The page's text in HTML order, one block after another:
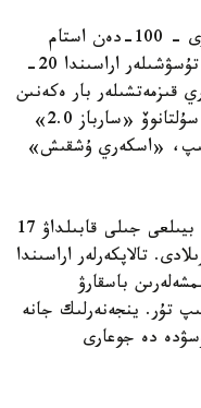
ۇمىتكەرلەر اراسىندا ۇ ب ت-دان جوعارى – 100-دەن استام
بالل جيناعان تالاپكەرلەر دە بار. وقۋعا تۇسۋشىلەر اراسىندا 20-
قىزمەتشىلەر بار ەكەنىن
اتاپ وتكەن ءجون. ماسەلەن، ميرجان سۇلتانوۆ «سارباز 2.0»
الىپ، «اسكەري ۇشقىش»
قۇرلىق اسكەرلەرىنىڭ ءبىلىم ورداسىندا بيىلعى جىلى قابىلداۋ 17
تالاپكەرلەر اراسىندا
باسقارۋ
تۇر. ينجەنەرلىك جانە
دە جوعارى